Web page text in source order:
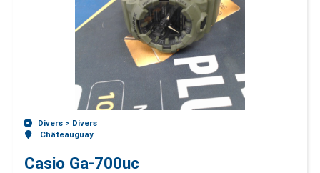
Divers > Divers
Châteauguay
Casio Ga-700uc